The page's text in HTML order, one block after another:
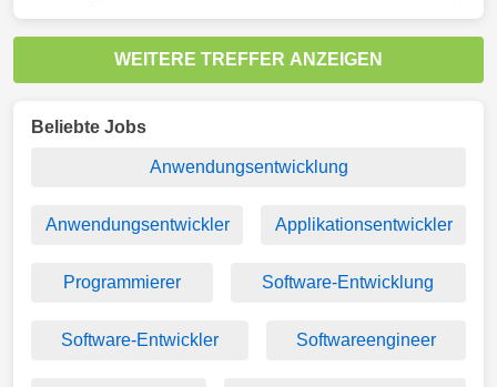
WEITERE TREFFER ANZEIGEN
Beliebte Jobs
Anwendungsentwicklung
Anwendungsentwickler Applikationsentwickler
Programmierer Software-Entwicklung
Software-Entwickler Softwareengineer